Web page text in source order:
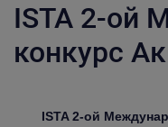
ISTA 2-ой
конкурс
ISTA2-ой